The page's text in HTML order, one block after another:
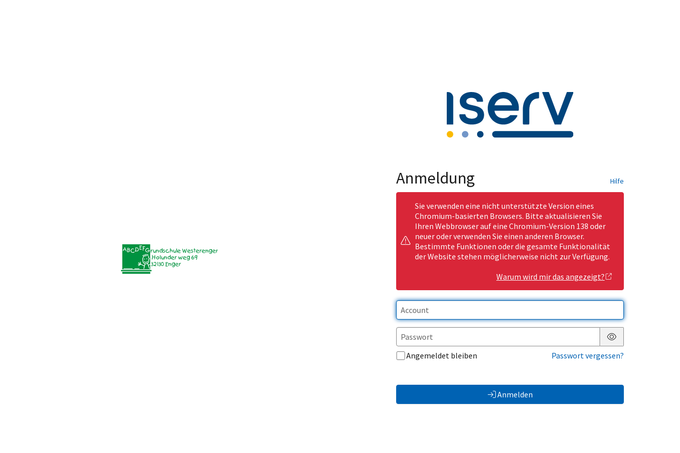
Anmeldung Hilfe
Sie verwenden eine nicht unterstützte Version eines
Chromium-basierten Browsers. Bitte aktualisieren Sie
Ihren Webbrowser auf eine Chromium-Version 138 oder
neuer oder verwenden Sie einen anderen Browser.
Bestimmte Funktionen oder die gesamte Funktionalität
der Website stehen möglicherweise nicht zur Verfügung.
Warum wird mir das angezeigt?
Passwort anzeigen
Angemeldet bleiben
Passwort vergessen?
Anmelden